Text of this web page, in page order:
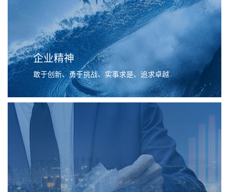
企业精神
敢于创新、勇于挑战、实事求是、追求卓越